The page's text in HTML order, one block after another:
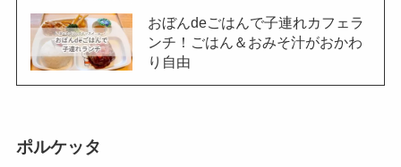
おぼんdeごはんで子連れカフェラ
ンチ！ごはん＆おみそ汁がおかわ
り自由
ポルケッタ